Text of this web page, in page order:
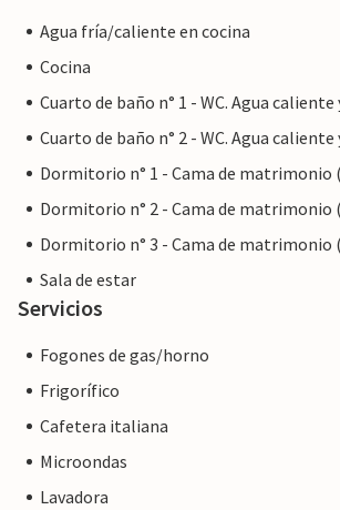
Agua fría/caliente en cocina
Cocina
Cuarto de baño n° 1 - WC. Agua caliente
Cuarto de baño n° 2 - WC. Agua caliente
Dormitorio n° 1 - Cama de matrimonio
Dormitorio n° 2 - Cama de matrimonio
Dormitorio n° 3 - Cama de matrimonio
Sala de estar
Servicios
Fogones de gas/horno
Frigorífico
Cafetera italiana
Microondas
Lavadora